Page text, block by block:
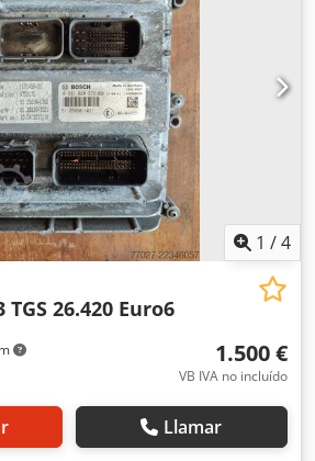
1 /4
TGS 26.420 Euro6
1.500 €
VB IVA no incluído
Llamar